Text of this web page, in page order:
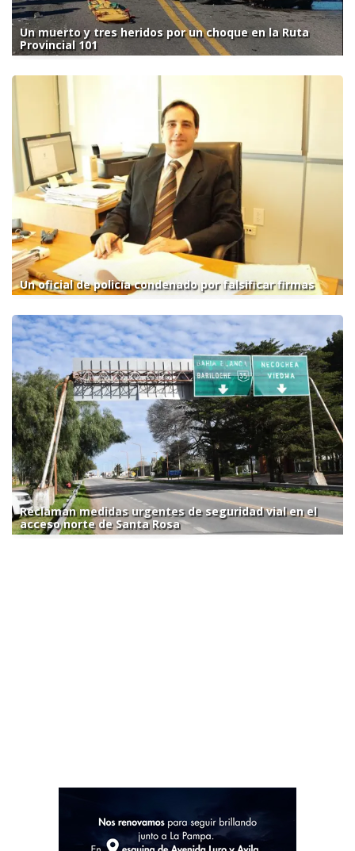
Un muerto y tres heridos por un choque en la Ruta
Provincial 101
Un oficial de policía condenado por falsificar firmas
Reclaman medidas urgentes de seguridad vial en el
acceso norte de Santa Rosa